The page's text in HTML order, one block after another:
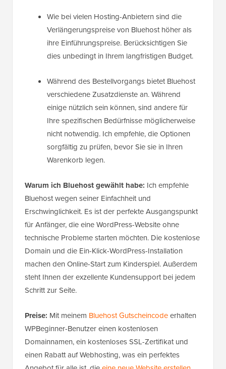
Wie bei vielen Hosting-Anbietern sind die
Verlängerungspreise von Bluehost höher als
ihre Einführungspreise. Berücksichtigen Sie
dies unbedingt in Ihrem langfristigen Budget.
Während des Bestellvorgangs bietet Bluehost
verschiedene Zusatzdienste an. Während
einige nützlich sein können, sind andere für
Ihre spezifischen Bedürfnisse möglicherweise
nicht notwendig. Ich empfehle, die Optionen
sorgfältig zu prüfen, bevor Sie sie in Ihren
Warenkorb legen.
Warum ich Bluehost gewählt habe: Ich empfehle
Bluehost wegen seiner Einfachheit und
Erschwinglichkeit. Es ist der perfekte Ausgangspunkt
für Anfänger, die eine WordPress-Website ohne
technische Probleme starten möchten. Die kostenlose
Domain und die Ein-Klick-WordPress-Installation
machen den Online-Start zum Kinderspiel. Außerdem
steht Ihnen der exzellente Kundensupport bei jedem
Schritt zur Seite.
Preise: Mit meinem Bluehost Gutscheincodeerhalten
WPBeginner-Benutzer einen kostenlosen
Domainnamen, ein kostenloses SSL-Zertifikat und
einen Rabatt auf Webhosting, was ein perfektes